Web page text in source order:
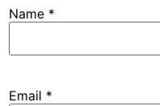
Name *
Email *